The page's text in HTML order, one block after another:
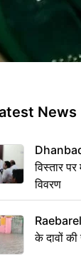
News
विस्तार
विवरण
के दावों